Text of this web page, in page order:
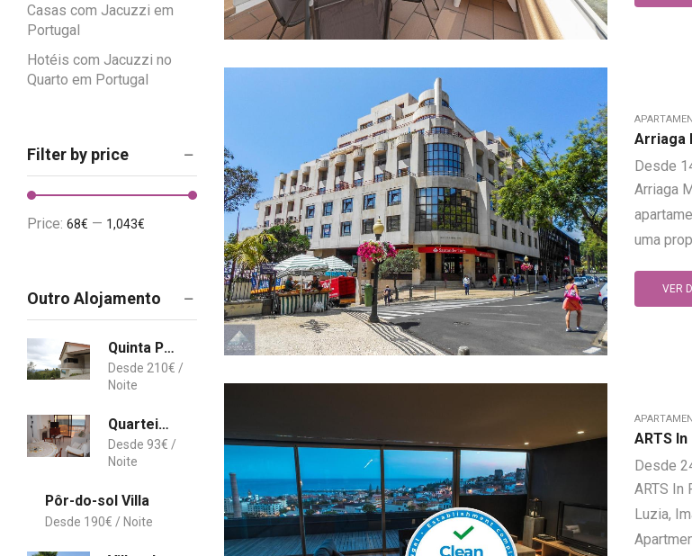
Arriaga
Arriaga
uma
VER
ARTS
ARTS In
Luzia,
Casas com Jacuzzi em
Portugal
Hotéis com Jacuzzi no
Quarto em Portugal
Filter by price
Price: 68€ — 1,043€
Outro Alojamento
Quinta Porto dos Lobos
210€
Quarteira, Algarve - Seaview - Horizonte Mar
93€
Pôr-do-sol Villa
190€